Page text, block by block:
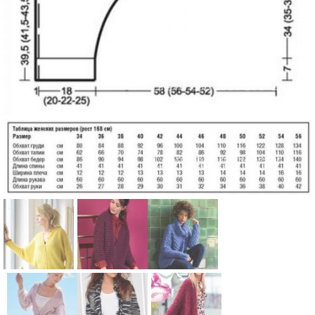
Схема:
Схема:
Схема: